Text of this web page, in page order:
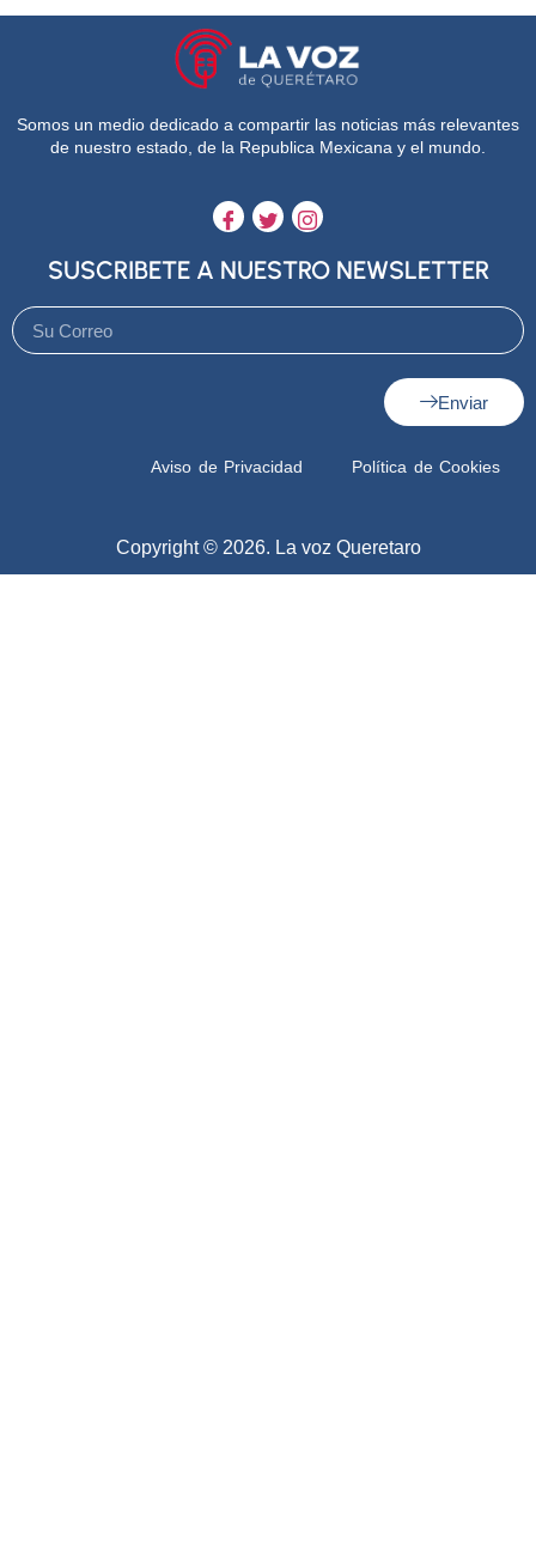
Somos un medio dedicado a compartir las noticias más relevantes
de nuestro estado, de la Republica Mexicana y el mundo.
SUSCRIBETE A NUESTRO NEWSLETTER
Enviar
Copyright © 2026. La voz Queretaro
Aviso de Privacidad Política de Cookies